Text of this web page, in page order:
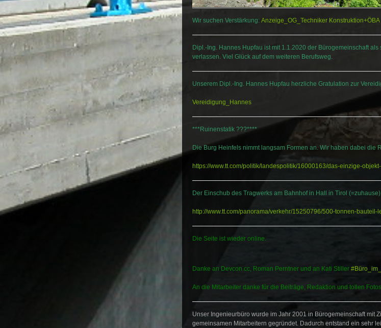
Wir suchen Verstärkung: Anzeige_OG_Techniker Konstruktion+ÖBA
Dipl.-Ing. Hannes Hupfau ist mit 1.1.2020 der Bürogemeinschaft
verlassen. Viel Glück auf dem weiteren Berufsweg.
Unserem Dipl.-Ing. Hannes Hupfau herzliche Gratulation zur
Vereidigung_Hannes
***Ruinenstatik ???****
Die Burg Heinfels nimmt langsam Formen an. Wir haben dabei
https://www.tt.com/politik/landespolitik/16000163/das-einzige-
Der Einschub des Tragwerks am Bahnhofin Hall in Tirol
http://www.tt.com/panorama/verkehr/15250796/500-tonnen-
Die Seite ist wieder online.
Danke an Devcon.cc, Roman Perntner und an Kati Stiller
An die Mitarbeiter danke für die Beiträge, Redaktion und tollen
Unser Ingenieurbüro wurde im Jahr 2001 in Bürogemeinschaft mit
gemeinsamen Mitarbeitern gegründet. Dadurch entstand ein sehr